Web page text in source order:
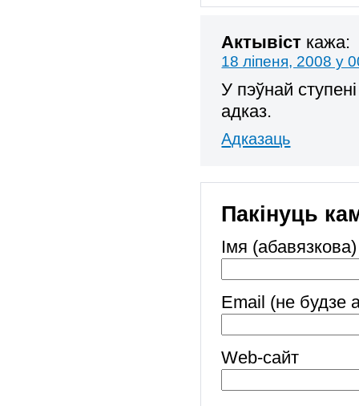
Актывіст кажа:
18 ліпеня, 2008 у
У пэўнай
адказ.
Адказаць
Пакінуць
Імя (абавязкова)
Email (не будзе
Web-cайт